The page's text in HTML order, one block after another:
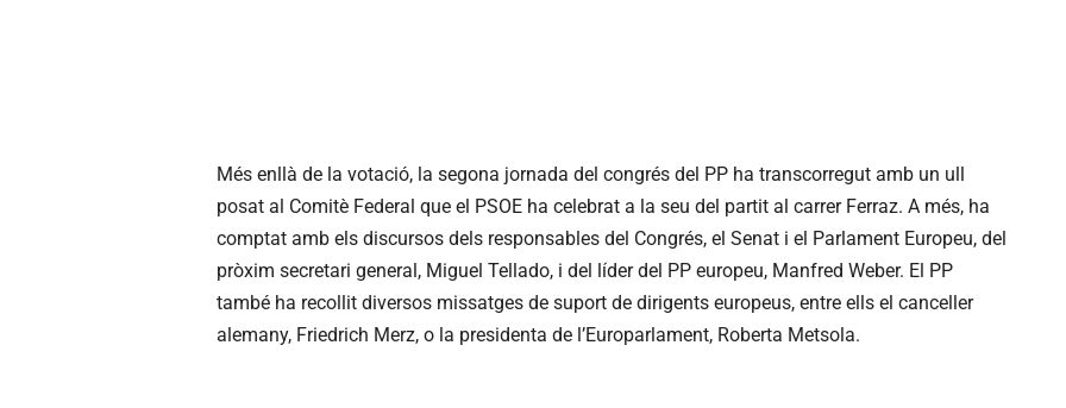
Més enllà de la votació, la segona jornada del congrés del PP ha transcorregut amb un ull
posat al Comitè Federal que el PSOE ha celebrat a la seu del partit al carrer Ferraz. A més, ha
comptat amb els discursos dels responsables del Congrés, el Senat i el Parlament Europeu, del
pròxim secretari general, Miguel Tellado, i del líder del PP europeu, Manfred Weber. El PP
també ha recollit diversos missatges de suport de dirigents europeus, entre ells el canceller
alemany, Friedrich Merz, o la presidenta de l’Europarlament, Roberta Metsola.